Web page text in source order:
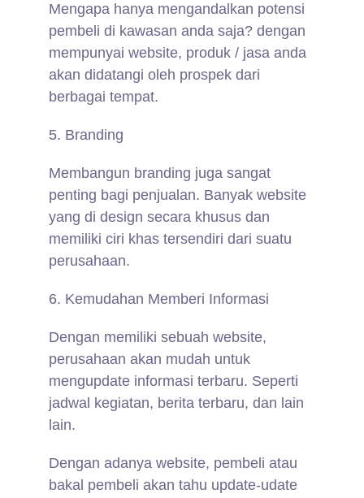
Mengapa hanya mengandalkan potensi
pembeli di kawasan anda saja? dengan
mempunyai website, produk / jasa anda
akan didatangi oleh prospek dari
berbagai tempat.
5. Branding
Membangun branding juga sangat
penting bagi penjualan. Banyak website
yang di design secara khusus dan
memiliki ciri khas tersendiri dari suatu
perusahaan.
6. Kemudahan Memberi Informasi
Dengan memiliki sebuah website,
perusahaan akan mudah untuk
mengupdate informasi terbaru. Seperti
jadwal kegiatan, berita terbaru, dan lain
lain.
Dengan adanya website, pembeli atau
bakal pembeli akan tahu update-udate